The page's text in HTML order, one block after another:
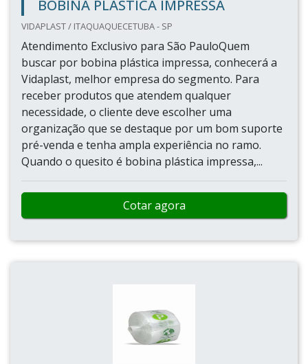
BOBINA PLÁSTICA IMPRESSA
VIDAPLAST / ITAQUAQUECETUBA - SP
Atendimento Exclusivo para São PauloQuem
buscar por bobina plástica impressa, conhecerá a
Vidaplast, melhor empresa do segmento. Para
receber produtos que atendem qualquer
necessidade, o cliente deve escolher uma
organização que se destaque por um bom suporte
pré-venda e tenha ampla experiência no ramo.
Quando o quesito é bobina plástica impressa,...
Cotar agora